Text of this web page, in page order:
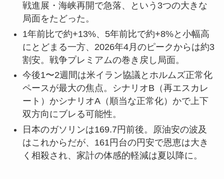
戦進展・海峡再開で急落、という3つの大きな
局面をたどった。
1年前比で約+13%、5年前比で約+8%と小幅高
にとどまる一方、2026年4月のピークからは約3
割安。戦争プレミアムの巻き戻し局面。
今後1〜2週間は米イラン協議とホルムズ正常化
ペースが最大の焦点。シナリオB（再エスカレ
ート）かシナリオA（順当な正常化）かで上下
双方向にブレる可能性。
日本のガソリンは169.7円前後。原油安の波及
はこれからだが、161円台の円安で恩恵は大き
く相殺され、家計の体感的軽減は夏以降に。